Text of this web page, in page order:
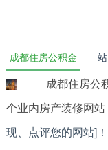
成都住房公积金
成都住房公
个业内房产装修网站
现、点评您的网站]！